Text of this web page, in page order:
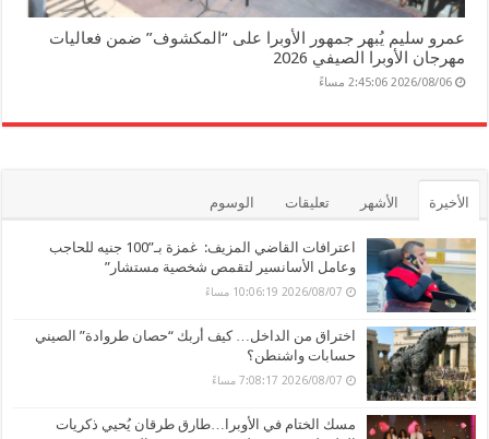
عمرو سليم يُبهر جمهور الأوبرا على “المكشوف” ضمن فعاليات
مهرجان الأوبرا الصيفي 2026
2026/08/06 2:45:06 مساءً
الأخيرة الأشهر تعليقات الوسوم
اعترافات القاضي المزيف: غمزة بـ”100 جنيه للحاجب
وعامل الأسانسير لتقمص شخصية مستشار”
2026/08/07 10:06:19 مساءً
اختراق من الداخل… كيف أربك “حصان طروادة” الصيني
حسابات واشنطن؟
2026/08/07 7:08:17 مساءً
مسك الختام في الأوبرا…طارق طرقان يُحيي ذكريات